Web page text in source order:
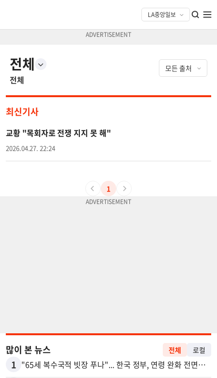
전체
전체
최신기사
교황 "목회자로 전쟁 지지 못 해"
2026.04.27. 22:24
1
많이 본 뉴스 전체 로컬
1 "65세 복수국적 빗장 푸나"... 한국 정부, 연령 완화 전면 추진